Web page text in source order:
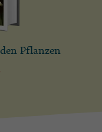
Pflanzen